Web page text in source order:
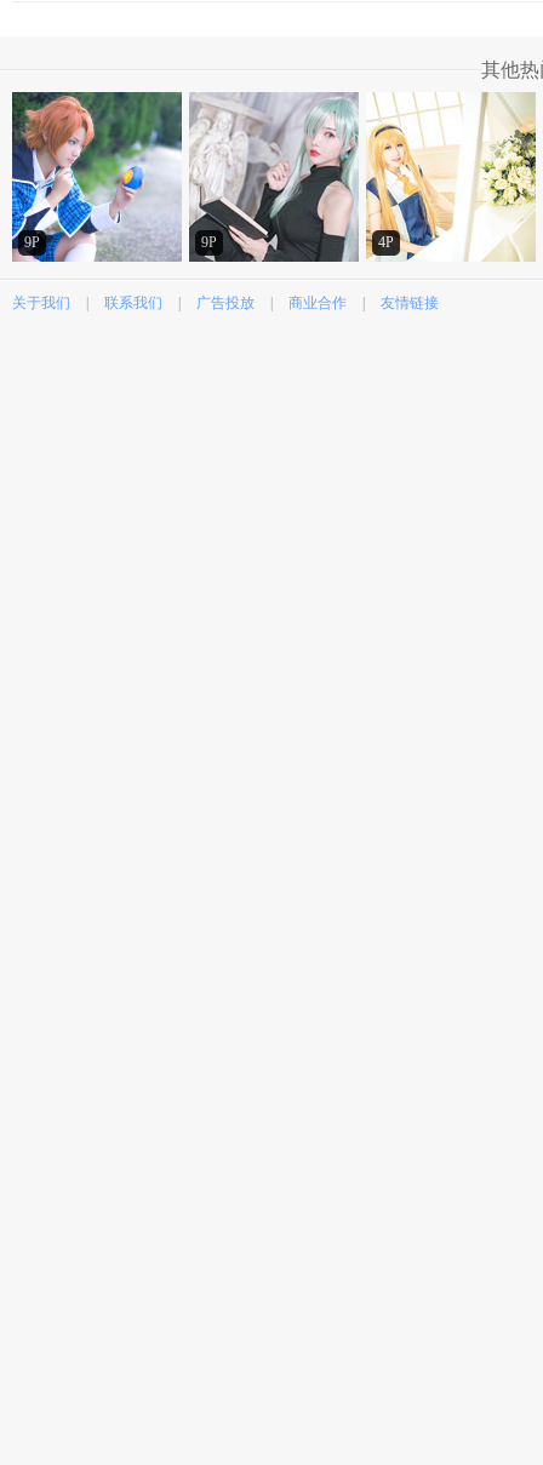
其他
9P 9P 4P
关于我们 联系我们 广告投放 商业合作 友情链接